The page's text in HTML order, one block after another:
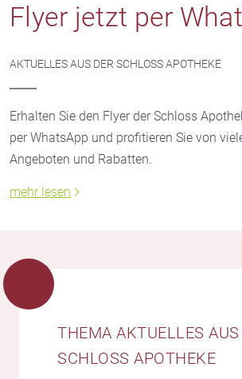
Flyer jetzt per
AKTUELLES AUS DER SCHLOSS APOTHEKE
Erhalten Sie den Flyer der Schloss
per WhatsApp und profitieren Sie von
Angeboten und Rabatten.
mehr lesen
THEMA AKTUELLES AUS
SCHLOSS APOTHEKE